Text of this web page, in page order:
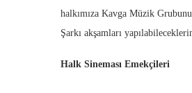
halkımıza Kavga Müzik
Şarkı akşamları
Halk Sineması Emekçileri